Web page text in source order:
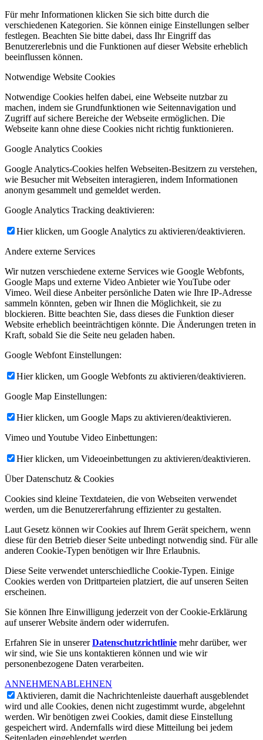
Für mehr Informationen klicken Sie sich bitte durch die
verschiedenen Kategorien. Sie können einige Einstellungen selber
festlegen. Beachten Sie bitte dabei, dass Ihr Eingriff das
Benutzererlebnis und die Funktionen auf dieser Website erheblich
beeinflussen können.
Notwendige Website Cookies
Notwendige Cookies helfen dabei, eine Webseite nutzbar zu
machen, indem sie Grundfunktionen wie Seitennavigation und
Zugriff auf sichere Bereiche der Webseite ermöglichen. Die
Webseite kann ohne diese Cookies nicht richtig funktionieren.
Google Analytics Cookies
Google Analytics-Cookies helfen Webseiten-Besitzern zu verstehen,
wie Besucher mit Webseiten interagieren, indem Informationen
anonym gesammelt und gemeldet werden.
Google Analytics Tracking deaktivieren:
Hier klicken, um Google Analytics zu aktivieren/deaktivieren.
Andere externe Services
Wir nutzen verschiedene externe Services wie Google Webfonts,
Google Maps und externe Video Anbieter wie YouTube oder
Vimeo. Weil diese Anbeiter persönliche Daten wie Ihre IP-Adresse
sammeln könnten, geben wir Ihnen die Möglichkeit, sie zu
blockieren. Bitte beachten Sie, dass dieses die Funktion dieser
Website erheblich beeinträchtigen könnte. Die Änderungen treten in
Kraft, sobald Sie die Seite neu geladen haben.
Google Webfont Einstellungen:
Hier klicken, um Google Webfonts zu aktivieren/deaktivieren.
Google Map Einstellungen:
Hier klicken, um Google Maps zu aktivieren/deaktivieren.
Vimeo und Youtube Video Einbettungen:
Hier klicken, um Videoeinbettungen zu aktivieren/deaktivieren.
Über Datenschutz & Cookies
Cookies sind kleine Textdateien, die von Webseiten verwendet
werden, um die Benutzererfahrung effizienter zu gestalten.
Laut Gesetz können wir Cookies auf Ihrem Gerät speichern, wenn
diese für den Betrieb dieser Seite unbedingt notwendig sind. Für alle
anderen Cookie-Typen benötigen wir Ihre Erlaubnis.
Diese Seite verwendet unterschiedliche Cookie-Typen. Einige
Cookies werden von Drittparteien platziert, die auf unseren Seiten
erscheinen.
Sie können Ihre Einwilligung jederzeit von der Cookie-Erklärung
auf unserer Website ändern oder widerrufen.
Erfahren Sie in unsererDatenschutzrichtlinie mehr darüber, wer
wir sind, wie Sie uns kontaktieren können und wie wir
personenbezogene Daten verarbeiten.
ANNEHMENABLEHNEN
Aktivieren, damit die Nachrichtenleiste dauerhaft ausgeblendet
wird und alle Cookies, denen nicht zugestimmt wurde, abgelehnt
werden. Wir benötigen zwei Cookies, damit diese Einstellung
gespeichert wird. Andernfalls wird diese Mitteilung bei jedem
Seitenladen eingeblendet werden.